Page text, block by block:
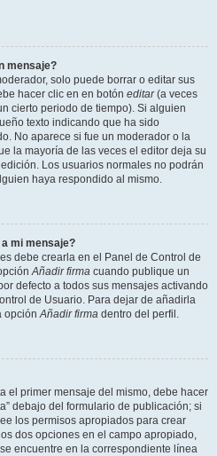
mensaje?
solo puede borrar o editar sus
hacer clic en en botón editar(a veces
cierto periodo de tiempo). Si alguien
texto indicando que ha sido
No aparece si fue un moderador o la
la mayoría de las veces el editor deja su
Los usuarios normales no podrán
haya respondido al mismo.
mi mensaje?
debe crearla en el Panel de Control de
Añadir firma cuando publique un
defecto a todos sus mensajes activando
de Usuario. Para dejar de añadirla
opciónAñadir firma dentro del perfil.
el primer mensaje del mismo, debe hacer
debajo del formulario de publicación; si
los permisos apropiados para crear
dos opciones en el campo apropiado,
encuentre en la correspondiente línea